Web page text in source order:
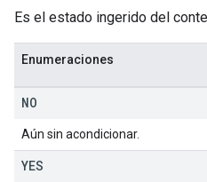
Es el estado ingerido del
Enumeraciones
NO
Aún sin acondicionar.
YES